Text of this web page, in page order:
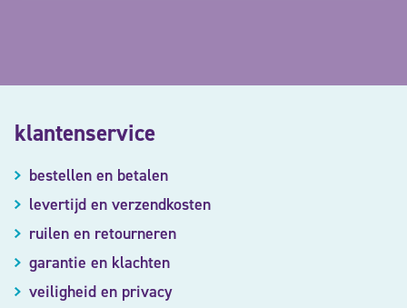
klantenservice
bestellen en betalen
levertijd en verzendkosten
ruilen en retourneren
garantie en klachten
veiligheid en privacy